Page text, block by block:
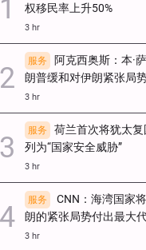
权移民率上升50%
3 hr
服务
阿克西奥斯：本·
朗普缓和对伊朗紧张局
3 hr
服务
荷兰首次将犹太
列为“国家安全威胁”
3 hr
服务
CNN：海湾国家
朗的紧张局势付出最大
3 hr